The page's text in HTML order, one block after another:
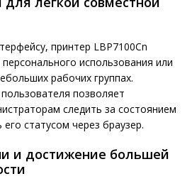
принтер LBP7100Cn
использования или
рабочих группах.
позволяет
следить за состоянием
статусом через браузер.
и достижение большей